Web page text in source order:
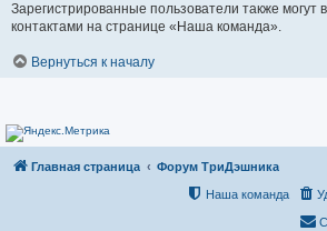
Зарегистрированные пользователи также могут
контактами на странице «Наша команда».
Вернуться к началу
Главная страница Форум ТриДэшника
Наша команда